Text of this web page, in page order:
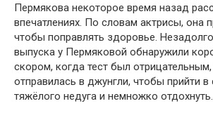
Пермякова некоторое время назад
впечатлениях. По словам актрисы, она
чтобы поправлять здоровье.
выпуска у Пермяковой обнаружили
скором, когда тест был
отправилась в джунгли, чтобы прийти в
тяжёлого недуга и немножко отдохнуть.